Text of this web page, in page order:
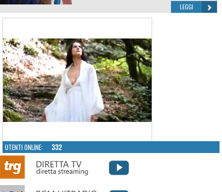
LEGGI
UTENTI ONLINE: 332